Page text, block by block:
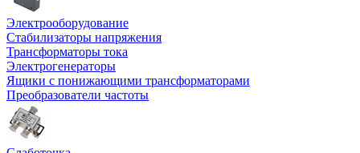
Электрооборудование
Стабилизаторы напряжения
Трансформаторы тока
Электрогенераторы
Ящики с понижающими трансформаторами
Преобразователи частоты